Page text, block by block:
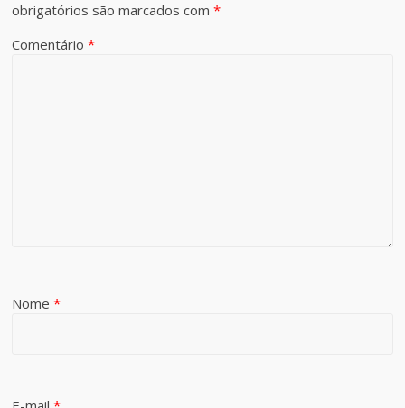
obrigatórios são marcados com*
Comentário*
Nome*